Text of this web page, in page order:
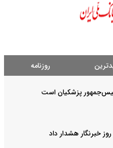
روزنامه
پزشکیان است
خبرنگار هشدار داد